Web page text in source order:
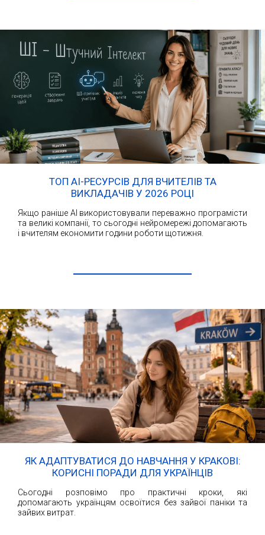
ТОП AI-РЕСУРСІВ ДЛЯ ВЧИТЕЛІВ ТА
ВИКЛАДАЧІВ У 2026 РОЦІ
Якщо раніше AI використовували переважно програмісти
та великі компанії, то сьогодні нейромережі допомагають
і вчителям економити години роботи щотижня.
ЯК АДАПТУВАТИСЯ ДО НАВЧАННЯ У КРАКОВІ:
КОРИСНІ ПОРАДИ ДЛЯ УКРАЇНЦІВ
Сьогодні розповімо про практичні кроки, які
допомагають українцям освоїтися без зайвої паніки та
зайвих витрат.